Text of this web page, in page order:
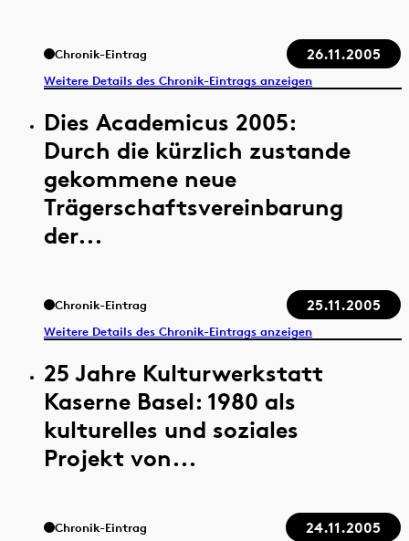
Chronik-Eintrag 26.11.2005
Weitere Details des Chronik-Eintrags anzeigen
Dies Academicus 2005:
Durch die kürzlich zustande
gekommene neue
Trägerschaftsvereinbarung
der...
Chronik-Eintrag 25.11.2005
Weitere Details des Chronik-Eintrags anzeigen
25 Jahre Kulturwerkstatt
Kaserne Basel: 1980 als
kulturelles und soziales
Projekt von...
Chronik-Eintrag 24.11.2005